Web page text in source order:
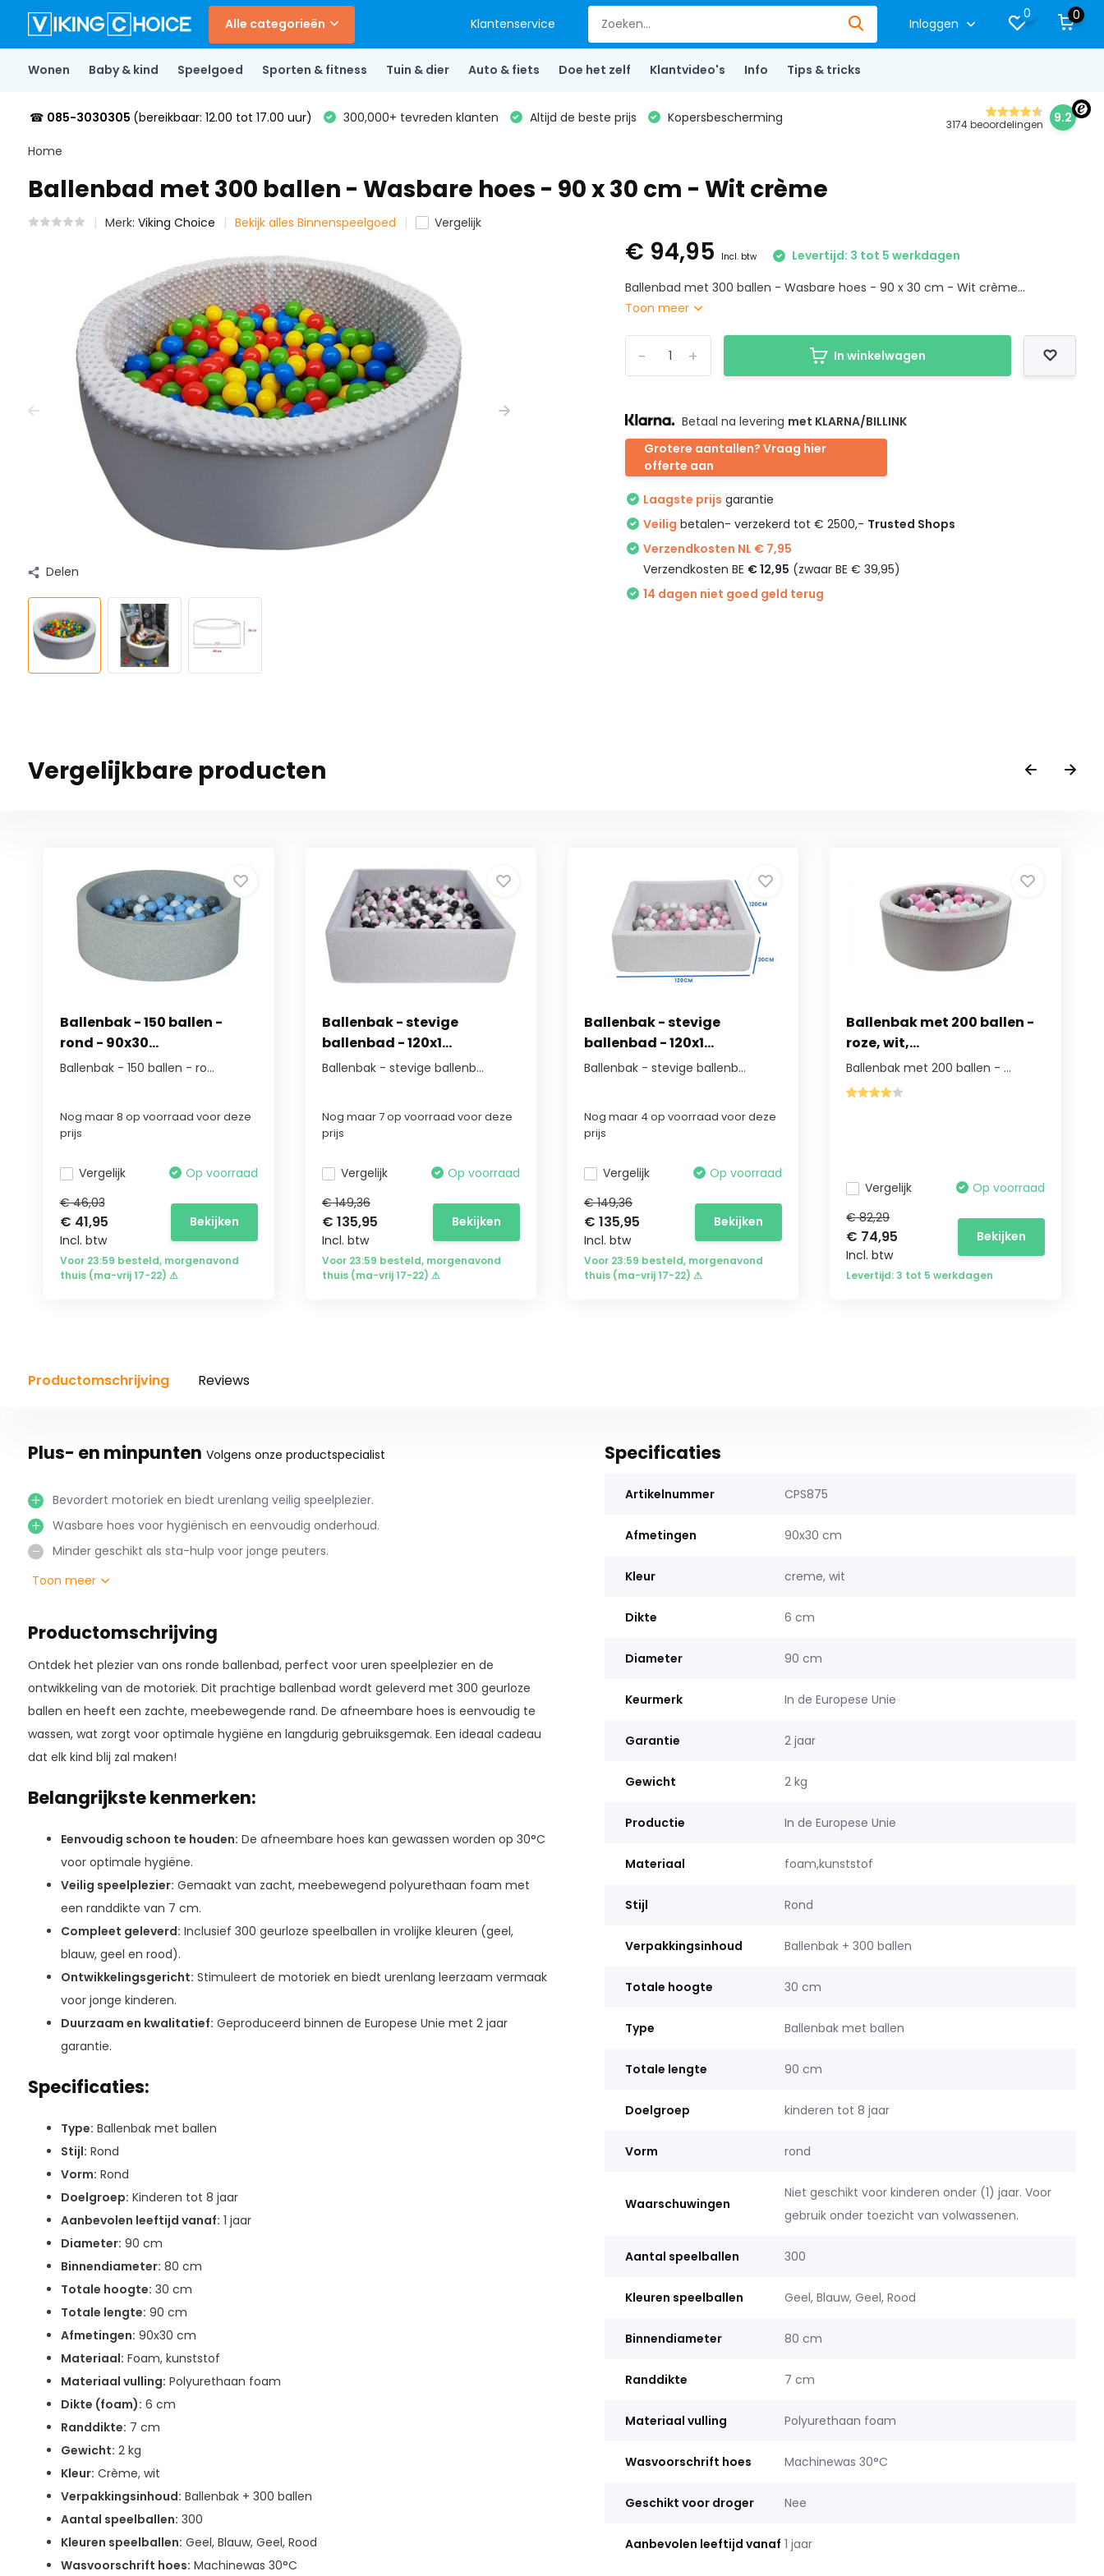
Alle categorieën Klantenservice Inloggen
0 0
Wonen Baby & kind Speelgoed Sporten & fitness Tuin & dier Auto & fiets Doe het zelf Klantvideo's Info Tips & tricks
☎ 085-3030305 (bereikbaar: 12.00 tot 17.00 uur) 300,000+ tevreden klanten Altijd de beste prijs Kopersbescherming 3174 beoordelingen 9.2
Home
Ballenbad met 300 ballen - Wasbare hoes - 90 x 30 cm - Wit crème
Merk: Viking Choice Bekijk alles Binnenspeelgoed Vergelijk
Delen
€ 94,95 Incl. btw
Levertijd: 3 tot 5 werkdagen
Ballenbad met 300 ballen - Wasbare hoes - 90 x 30 cm - Wit crème...
Toon meer
+
- In winkelwagen
Betaal na levering met KLARNA/BILLINK
Grotere aantallen? Vraag hier
offerte aan
Laagste prijs garantie
Veilig betalen- verzekerd tot € 2500,- Trusted Shops
Verzendkosten NL € 7,95
Verzendkosten BE € 12,95 (zwaar BE € 39,95)
14 dagen niet goed geld terug
Vergelijkbare producten
Ballenbak - 150 ballen -
rond - 90x30...
Ballenbak - 150 ballen - ro...
Nog maar 8 op voorraad voor deze
prijs
Vergelijk
Op voorraad
€ 46,03
€ 41,95
Incl. btw
Bekijken
Voor 23:59 besteld, morgenavond
thuis (ma-vrij 17-22) ⚠
Ballenbak - stevige
ballenbad - 120x1...
Ballenbak - stevige ballenb...
Nog maar 7 op voorraad voor deze
prijs
Vergelijk
Op voorraad
€ 149,36
€ 135,95
Incl. btw
Bekijken
Voor 23:59 besteld, morgenavond
thuis (ma-vrij 17-22) ⚠
Ballenbak - stevige
ballenbad - 120x1...
Ballenbak - stevige ballenb...
Nog maar 4 op voorraad voor deze
prijs
Vergelijk
Op voorraad
€ 149,36
€ 135,95
Incl. btw
Bekijken
Voor 23:59 besteld, morgenavond
thuis (ma-vrij 17-22) ⚠
Ballenbak met 200 ballen -
roze, wit,...
Ballenbak met 200 ballen - ...
Vergelijk
Op voorraad
€ 82,29
€ 74,95
Incl. btw
Bekijken
Levertijd: 3 tot 5 werkdagen
Productomschrijving Reviews
Plus- en minpunten Volgens onze productspecialist
Bevordert motoriek en biedt urenlang veilig speelplezier.
Wasbare hoes voor hygiënisch en eenvoudig onderhoud.
Minder geschikt als sta-hulp voor jonge peuters.
Toon meer
Productomschrijving
Ontdek het plezier van ons ronde ballenbad, perfect voor uren speelplezier en de
ontwikkeling van de motoriek. Dit prachtige ballenbad wordt geleverd met 300 geurloze
ballen en heeft een zachte, meebewegende rand. De afneembare hoes is eenvoudig te
wassen, wat zorgt voor optimale hygiëne en langdurig gebruiksgemak. Een ideaal cadeau
dat elk kind blij zal maken!
Belangrijkste kenmerken:
Eenvoudig schoon te houden: De afneembare hoes kan gewassen worden op 30°C
voor optimale hygiëne.
Veilig speelplezier: Gemaakt van zacht, meebewegend polyurethaan foam met
een randdikte van 7 cm.
Compleet geleverd: Inclusief 300 geurloze speelballen in vrolijke kleuren (geel,
blauw, geel en rood).
Ontwikkelingsgericht: Stimuleert de motoriek en biedt urenlang leerzaam vermaak
voor jonge kinderen.
Duurzaam en kwalitatief: Geproduceerd binnen de Europese Unie met 2 jaar
garantie.
Specificaties:
Type: Ballenbak met ballen
Stijl: Rond
Vorm: Rond
Doelgroep: Kinderen tot 8 jaar
Aanbevolen leeftijd vanaf: 1 jaar
Diameter: 90 cm
Binnendiameter: 80 cm
Totale hoogte: 30 cm
Totale lengte: 90 cm
Afmetingen: 90x30 cm
Materiaal: Foam, kunststof
Materiaal vulling: Polyurethaan foam
Dikte (foam): 6 cm
Randdikte: 7 cm
Gewicht: 2 kg
Kleur: Crème, wit
Verpakkingsinhoud: Ballenbak + 300 ballen
Aantal speelballen: 300
Kleuren speelballen: Geel, Blauw, Geel, Rood
Wasvoorschrift hoes: Machinewas 30°C
Specificaties
Artikelnummer CPS875
Afmetingen 90x30 cm
Kleur creme, wit
Dikte 6 cm
Diameter 90 cm
Keurmerk In de Europese Unie
Garantie 2 jaar
Gewicht 2 kg
Productie In de Europese Unie
Materiaal foam,kunststof
Stijl Rond
Verpakkingsinhoud Ballenbak + 300 ballen
Totale hoogte 30 cm
Type Ballenbak met ballen
Totale lengte 90 cm
Doelgroep kinderen tot 8 jaar
Vorm rond
Waarschuwingen
Niet geschikt voor kinderen onder (1) jaar. Voor
gebruik onder toezicht van volwassenen.
Aantal speelballen 300
Kleuren speelballen Geel, Blauw, Geel, Rood
Binnendiameter 80 cm
Randdikte 7 cm
Materiaal vulling Polyurethaan foam
Wasvoorschrift hoes Machinewas 30°C
Geschikt voor droger Nee
Aanbevolen leeftijd vanaf 1 jaar